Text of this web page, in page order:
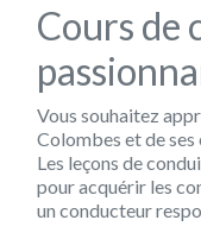
Cours de
Vous souhaitez
Colombes et de ses
Les leçons de
pour acquérir les
un conducteur